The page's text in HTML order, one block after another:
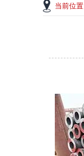
当前位置